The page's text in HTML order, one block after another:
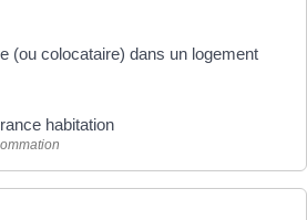
(ou colocataire) dans un logement
habitation